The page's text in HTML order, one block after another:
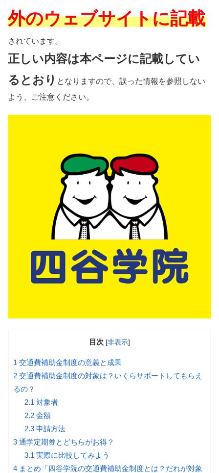
外のウェブサイトに記載
されています。
正しい内容は本ページに記載してい
るとおり となりますので、誤った情報を参照しない
よう、ご注意ください。
目次 [非表示]
1 交通費補助金制度の意義と成果
2 交通費補助金制度の対象は？いくらサポートしてもらえ
るの？
2.1 対象者
2.2金額
2.3申請方法
3 通学定期券とどちらがお得？
3.1 実際に比較してみよう
4 まとめ「四谷学院の交通費補助金制度とは？だれが対象